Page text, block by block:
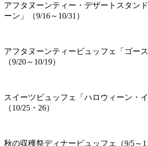
アフタヌーンティー・デザートスタン
ーン」（9/16～10/31）
アフタヌーンティービュッフェ「ゴー
（9/20～10/19）
スイーツビュッフェ「ハロウィーン・
（10/25・26）
秋の収穫祭ディナービュッフェ（9/5～